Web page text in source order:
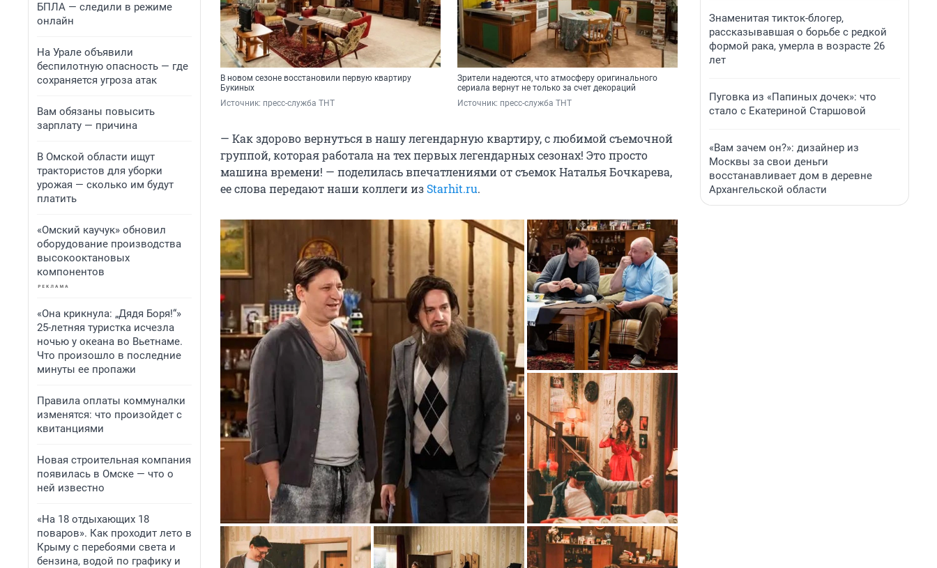
БПЛА — следили в режиме
онлайн
На Урале объявили
беспилотную опасность — где
сохраняется угроза атак
Вам обязаны повысить
зарплату — причина
В Омской области ищут
трактористов для уборки
урожая — сколько им будут
платить
«Омский каучук» обновил
оборудование производства
высокооктановых
компонентов
«Она крикнула: „Дядя Боря!“»
25-летняя туристка исчезла
ночью у океана во Вьетнаме.
Что произошло в последние
минуты ее пропажи
Правила оплаты коммуналки
изменятся: что произойдет с
квитанциями
Новая строительная компания
появилась в Омске — что о
ней известно
«На 18 отдыхающих 18
поваров». Как проходит лето в
Крыму с перебоями света и
бензина, водой по графику и
В новом сезоне восстановили первую квартиру
Букиных
Источник: пресс-служба ТНТ
Зрители надеются, что атмосферу оригинального
сериала вернут не только за счет декораций
Источник: пресс-служба ТНТ
— Как здорово вернуться в нашу легендарную квартиру, с любимой съемочной
группой, которая работала на тех первых легендарных сезонах! Это просто
машина времени! — поделилась впечатлениями от съемок Наталья Бочкарева,
ее слова передают наши коллеги из Starhit.ru.
Знаменитая тикток-блогер,
рассказывавшая о борьбе с редкой
формой рака, умерла в возрасте 26
лет
Пуговка из «Папиных дочек»: что
стало с Екатериной Старшовой
«Вам зачем он?»: дизайнер из
Москвы за свои деньги
восстанавливает дом в деревне
Архангельской области